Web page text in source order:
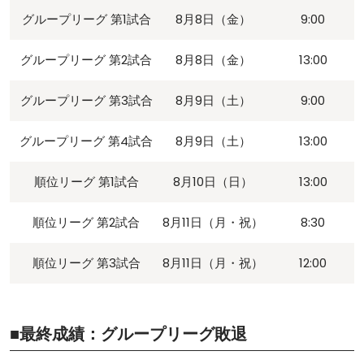
グループリーグ 第1試合 8月8日（金） 9:00
グループリーグ 第2試合 8月8日（金） 13:00
グループリーグ 第3試合 8月9日（土） 9:00
グループリーグ 第4試合 8月9日（土） 13:00
順位リーグ 第1試合 8月10日（日） 13:00
順位リーグ 第2試合 8月11日（月・祝） 8:30
順位リーグ 第3試合 8月11日（月・祝） 12:00
■最終成績：グループリーグ敗退